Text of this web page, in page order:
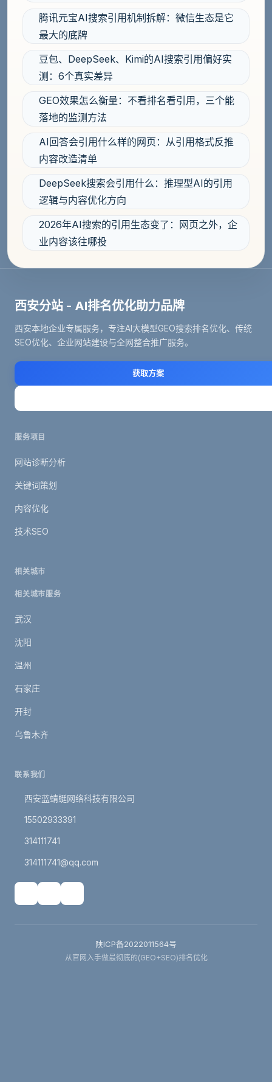
腾讯元宝AI搜索引用机制拆解：微信生态是它
最大的底牌
豆包、DeepSeek、Kimi的AI搜索引用偏好实
测：6个真实差异
GEO效果怎么衡量：不看排名看引用，三个能
落地的监测方法
AI回答会引用什么样的网页：从引用格式反推
内容改造清单
DeepSeek搜索会引用什么：推理型AI的引用
逻辑与内容优化方向
2026年AI搜索的引用生态变了：网页之外，企
业内容该往哪投
西安分站 - AI排名优化助力品牌
西安本地企业专属服务，专注AI大模型GEO搜索排名优化、传统
SEO优化、企业网站建设与全网整合推广服务。
获取方案
服务项目
网站诊断分析
关键词策划
内容优化
技术SEO
相关城市
相关城市服务
武汉
沈阳
温州
石家庄
开封
乌鲁木齐
联系我们
西安蓝蜻蜓网络科技有限公司
15502933391
314111741
314111741@qq.com
陕ICP备2022011564号
从官网入手做最彻底的(GEO+SEO)排名优化